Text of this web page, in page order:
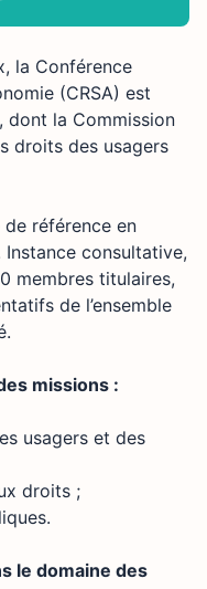
la Conférence
(CRSA) est
dont la Commission
droits des usagers
de référence en
consultative,
membres titulaires,
de l’ensemble
missions :
usagers et des
droits ;
le domaine des